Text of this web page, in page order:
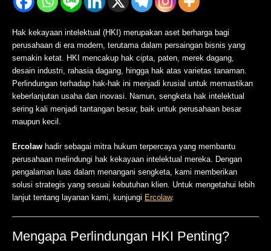
Hak kekayaan intelektual (HKI) merupakan aset berharga bagi
perusahaan di era modern, terutama dalam persaingan bisnis yang
semakin ketat. HKI mencakup hak cipta, paten, merek dagang,
desain industri, rahasia dagang, hingga hak atas varietas tanaman.
Perlindungan terhadap hak-hak ini menjadi krusial untuk memastikan
keberlanjutan usaha dan inovasi. Namun, sengketa hak intelektual
sering kali menjadi tantangan besar, baik untuk perusahaan besar
maupun kecil.
Ercolaw hadir sebagai mitra hukum terpercaya yang membantu
perusahaan melindungi hak kekayaan intelektual mereka. Dengan
pengalaman luas dalam menangani sengketa, kami memberikan
solusi strategis yang sesuai kebutuhan klien. Untuk mengetahui lebih
lanjut tentang layanan kami, kunjungi Ercolaw.
Mengapa Perlindungan HKI Penting?